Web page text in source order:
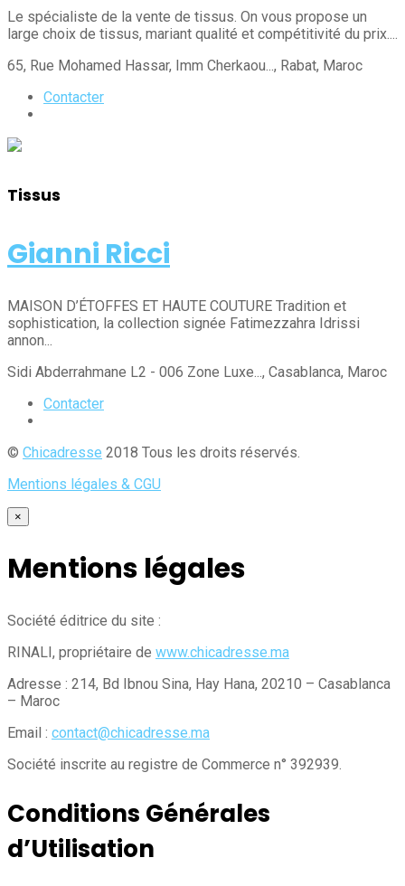
Le spécialiste de la vente de tissus. On vous propose un
large choix de tissus, mariant qualité et compétitivité du prix....
65, Rue Mohamed Hassar, Imm Cherkaou..., Rabat, Maroc
Contacter
Tissus
Gianni Ricci
MAISON D’ÉTOFFES ET HAUTE COUTURE Tradition et
sophistication, la collection signée Fatimezzahra Idrissi
annon...
Sidi Abderrahmane L2 - 006 Zone Luxe..., Casablanca, Maroc
Contacter
© Chicadresse 2018 Tous les droits réservés.
Mentions légales & CGU
×
Mentions légales
Société éditrice du site :
RINALI, propriétaire de www.chicadresse.ma
Adresse : 214, Bd Ibnou Sina, Hay Hana, 20210 – Casablanca
– Maroc
Email : contact@chicadresse.ma
Société inscrite au registre de Commerce n° 392939.
Conditions Générales
d’Utilisation